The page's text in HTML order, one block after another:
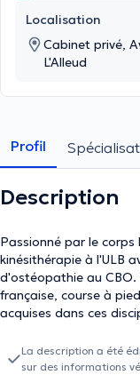
Localisation
Cabinet privé,
L'Alleud
Profil
Description
Passionné par le corps
kinésithérapie à l'ULB
d'ostéopathie au CBO. Sportif depuis l'enfance (tennis, boxe
française, course à
acquises dans ces
c'est pour cela que je
soit dans le domaine
La description a été
sur des informations